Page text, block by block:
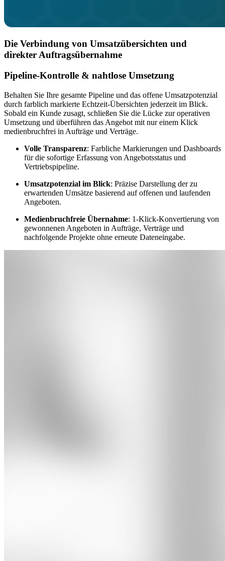
Die Verbindung von Umsatzübersichten und
direkter Auftragsübernahme
Pipeline-Kontrolle & nahtlose Umsetzung
Behalten Sie Ihre gesamte Pipeline und das offene Umsatzpotenzial
durch farblich markierte Echtzeit-Übersichten jederzeit im Blick.
Sobald ein Kunde zusagt, schließen Sie die Lücke zur operativen
Umsetzung und überführen das Angebot mit nur einem Klick
medienbruchfrei in Aufträge und Verträge.
Volle Transparenz: Farbliche Markierungen und Dashboards
für die sofortige Erfassung von Angebotsstatus und
Vertriebspipeline.
Umsatzpotenzial im Blick: Präzise Darstellung der zu
erwartenden Umsätze basierend auf offenen und laufenden
Angeboten.
Medienbruchfreie Übernahme: 1-Klick-Konvertierung von
gewonnenen Angeboten in Aufträge, Verträge und
nachfolgende Projekte ohne erneute Dateneingabe.